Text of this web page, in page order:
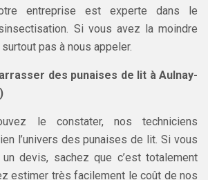
entreprise est experte dans le
Si vous avez la moindre
pas à nous appeler.
des punaises de lit à Aulnay-
le constater, nos techniciens
l’univers des punaises de lit. Si vous
devis, sachez que c’est totalement
estimer très facilement le coût de nos